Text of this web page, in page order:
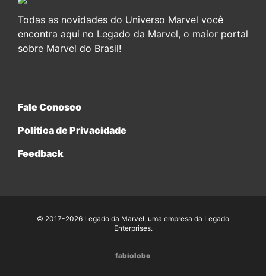
Todas as novidades do Universo Marvel você
encontra aqui no Legado da Marvel, o maior portal
sobre Marvel do Brasil!
Fale Conosco
Política de Privacidade
Feedback
© 2017-2026 Legado da Marvel, uma empresa da Legado
Enterprises.
fabiolobo